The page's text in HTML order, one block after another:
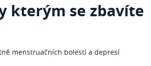
kterým se zbavíte